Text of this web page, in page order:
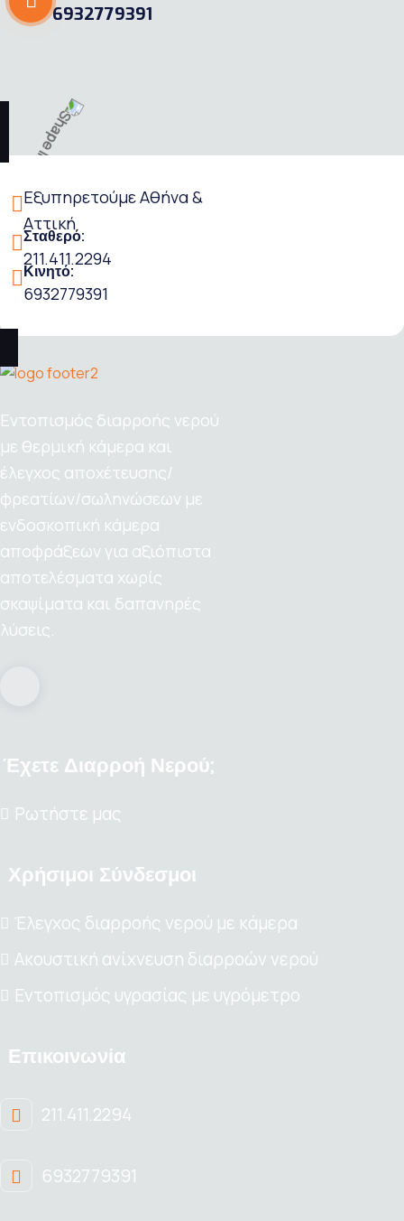
6932779391
Εξυπηρετούμε Αθήνα &
Αττική
Σταθερό:
211.411.2294
Κινητό:
6932779391
Εντοπισμός διαρροής νερού
με θερμική κάμερα και
έλεγχος αποχέτευσης/
φρεατίων/σωληνώσεων με
ενδοσκοπική κάμερα
αποφράξεων για αξιόπιστα
αποτελέσματα χωρίς
σκαψίματα και δαπανηρές
λύσεις.
Έχετε Διαρροή Νερού;
Ρωτήστε μας
Χρήσιμοι Σύνδεσμοι
Έλεγχος διαρροής νερού με κάμερα
Ακουστική ανίχνευση διαρροών νερού
Εντοπισμός υγρασίας με υγρόμετρο
Επικοινωνία
211.411.2294
6932779391